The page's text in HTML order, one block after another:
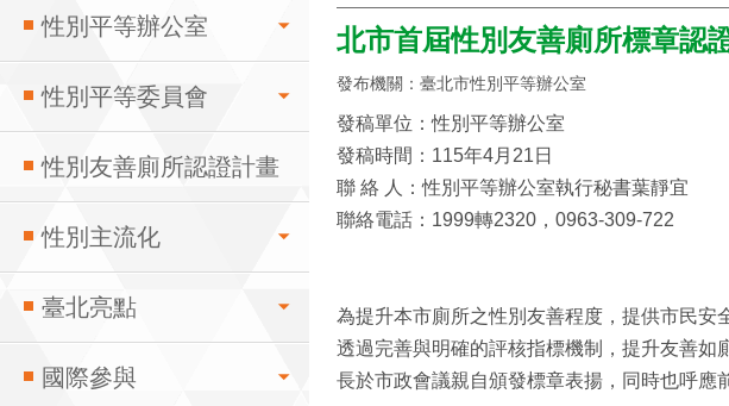
性別平等辦公室
性別平等委員會
性別友善廁所認證計畫
性別主流化
臺北亮點
國際參與
北市首屆性別友善廁所標章認
發布機關：臺北市性別平等辦公室
發稿單位：性別平等辦公室
發稿時間：115年4月21日
聯 絡 人：性別平等辦公室執行秘書葉靜宜
聯絡電話：1999轉2320，0963-309-722
為提升本市廁所之性別友善程度，提供市民安
透過完善與明確的評核指標機制，提升友善
長於市政會議親自頒發標章表揚，同時也呼應